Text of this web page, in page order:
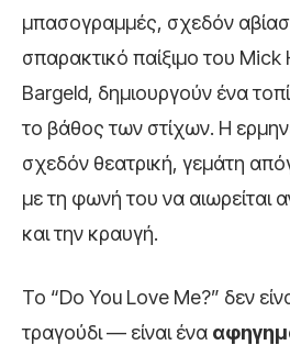
μπασογραμμές, σχεδόν
σπαρακτικό παίξιμο του Mick
Bargeld, δημιουργούν ένα
το βάθος των στίχων. Η
σχεδόν θεατρική, γεμάτη
με τη φωνή του να αιωρείται
και την κραυγή.
Το “Do You Love Me?” δεν
τραγούδι — είναι ένα